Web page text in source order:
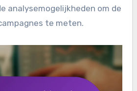
analysemogelijkheden om de
te meten.